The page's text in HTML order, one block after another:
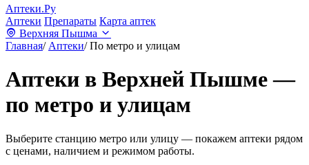
Аптеки.Ру
Аптеки Препараты Карта аптек
Верхняя Пышма
Главная/ Аптеки/ По метро и улицам
Аптеки в Верхней Пышме —
по метро и улицам
Выберите станцию метро или улицу — покажем аптеки рядом
с ценами, наличием и режимом работы.